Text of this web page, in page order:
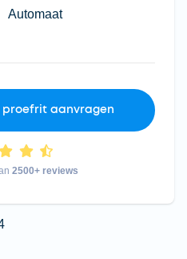
Automaat
proefrit aanvragen
2500+ reviews